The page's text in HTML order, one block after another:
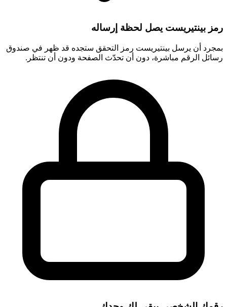
رمز بينتيريست يصل لحظة إرساله
بمجرد أن يرسل بينتيريست رمز التحقق ستجده قد ظهر في صندوق
رسائل الرقم مباشرة، دون أن تحدّث الصفحة ودون أن تنتظر.